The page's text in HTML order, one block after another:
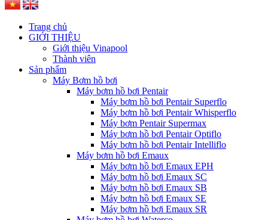
Trang chủ
GIỚI THIỆU
Giới thiệu Vinapool
Thành viên
Sản phẩm
Máy Bơm hồ bơi
Máy bơm hồ bơi Pentair
Máy bơm hồ bơi Pentair Superflo
Máy bơm hồ bơi Pentair Whisperflo
Máy bơm Pentair Supermax
Máy bơm hồ bơi Pentair Optiflo
Máy bơm hồ bơi Pentair Intelliflo
Máy bơm hồ bơi Emaux
Máy bơm hồ bơi Emaux EPH
Máy bơm hồ bơi Emaux SC
Máy bơm hồ bơi Emaux SB
Máy bơm hồ bơi Emaux SE
Máy bơm hồ bơi Emaux SR